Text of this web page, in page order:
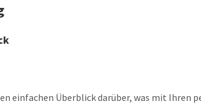
einfachen Überblick darüber, was mit Ihren